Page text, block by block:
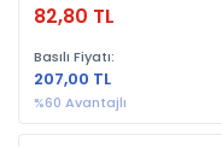
Bankacılık (7)
Psikoloji (7)
İletişim (7)
82,80 TL
Basılı Fiyatı:
207,00 TL
%60 Avantajlı